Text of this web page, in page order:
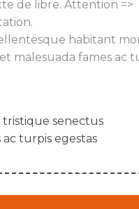
de libre. Attention =>
habitant
malesuada fames ac
senectus
turpis egestas